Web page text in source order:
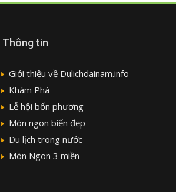
Thông tin
Giới thiệu về Dulichdainam.info
Khám Phá
Lễ hội bốn phương
Món ngon biển đẹp
Du lịch trong nước
Món Ngon 3 miền